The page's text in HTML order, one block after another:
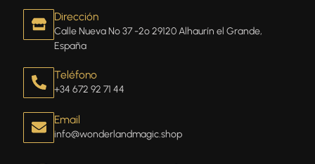
Dirección
Calle Nueva Nº 37 -2º 29120 Alhaurín el Grande,
España
Teléfono
+34 672 92 71 44
Email
info@wonderlandmagic.shop